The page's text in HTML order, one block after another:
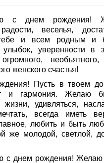
с днем рождения!
веселья,
и всем родным и
улыбок, уверенности в
женского счастья!
Пусть в твоем
и гармония. Желаю
жизни, удивляться,
всегда иметь
любить и быть
же молодой, светлой,
с днем рождения! Желаю